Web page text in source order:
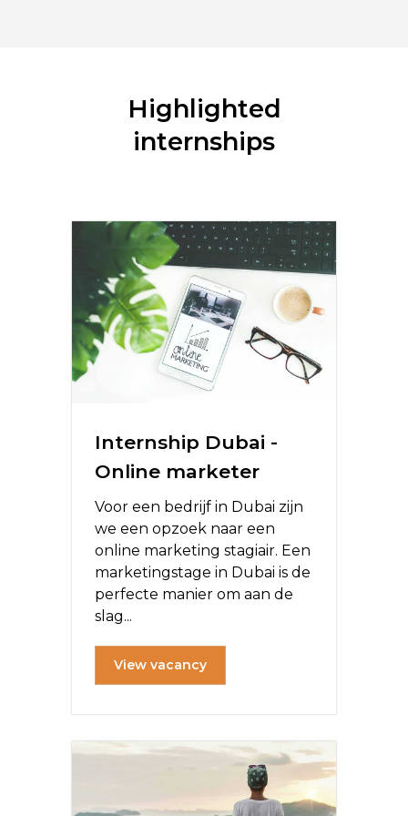
Highlighted
internships
Internship Dubai -
Online marketer
Voor een bedrijf in Dubai zijn
we een opzoek naar een
online marketing stagiair. Een
marketingstage in Dubai is de
perfecte manier om aan de
slag...
View vacancy